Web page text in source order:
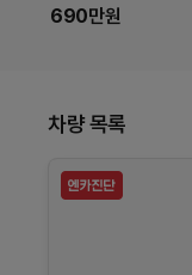
690만원
차량 목록